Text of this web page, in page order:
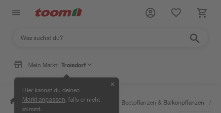
Mein Markt: Troisdorf
Hier kannst du deinen
Markt anpassen , falls er nicht
stimmt.
✕
/ Garten & Freizeit / Pflanzen Beetpflanzen & Balkonpflanzen /